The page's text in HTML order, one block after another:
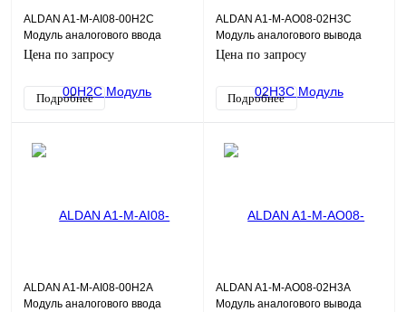
ALDAN A1-M-AI08-00H2C
Модуль аналогового ввода
AI08H 8хAI HART, 0,2%, общая
Цена по запросу
Подробнее
ALDAN A1-M-AO08-02H3C
Модуль аналогового вывода
AO08DH 8хAO HART, 0,2%,
Цена по запросу
Подробнее
ALDAN A1-M-AI08-00H2A
Модуль аналогового ввода
ALDAN A1-M-AO08-02H3A
Модуль аналогового вывода